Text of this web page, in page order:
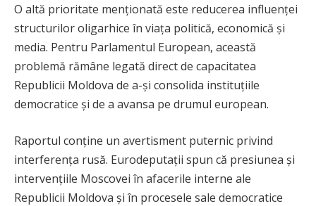
O altă prioritate menționată este reducerea influenței
structurilor oligarhice în viața politică, economică și
media. Pentru Parlamentul European, această
problemă rămâne legată direct de capacitatea
Republicii Moldova de a-și consolida instituțiile
democratice și de a avansa pe drumul european.
Raportul conține un avertisment puternic privind
interferența rusă. Eurodeputații spun că presiunea și
intervențiile Moscovei în afacerile interne ale
Republicii Moldova și în procesele sale democratice